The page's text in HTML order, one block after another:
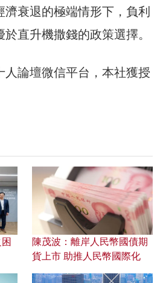
衰退的極端情形下，負利
直升機撒錢的政策選擇。
人論壇微信平台，本社獲授
陳茂波：離岸人民幣國債期
貨上市 助推人民幣國際化